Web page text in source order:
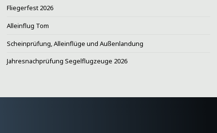
Fliegerfest 2026
Alleinflug Tom
Scheinprüfung, Alleinflüge und Außenlandung
Jahresnachprüfung Segelflugzeuge 2026